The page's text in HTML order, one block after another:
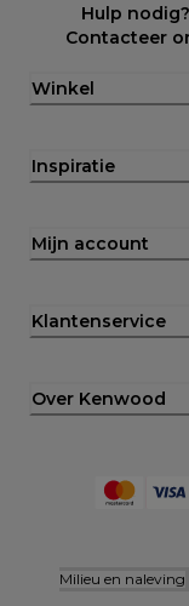
Hulp nodig?
Contacteer
Winkel
Inspiratie
Mijn account
Klantenservice
Over Kenwood
Milieu en naleving